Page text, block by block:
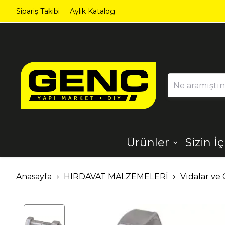
Sipariş Takibi Aylık Katalog
Ürünler
Ahşap Aydınlatma
Dekorasyon
Ürünleri
Sizin
Anasayfa HIRDAVAT MALZEMELERİ Vidalar ve